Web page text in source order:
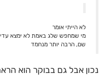
לא הייתי אומר
מי שמחפש שלג באמת לא ימצא
שם, הרבה יותר מנחמד
נכון אבל גם בבוקר הוא